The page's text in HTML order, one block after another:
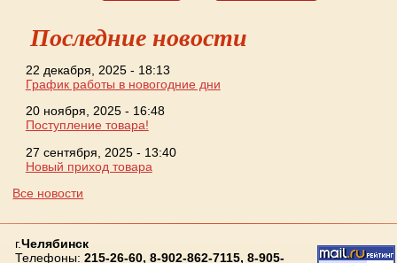
Последние новости
22 декабря, 2025 - 18:13
График работы в новогодние дни
20 ноября, 2025 - 16:48
Поступление товара!
27 сентября, 2025 - 13:40
Новый приход товара
Все новости
г.Челябинск
Телефоны: 215-26-60, 8-902-862-7115, 8-905-